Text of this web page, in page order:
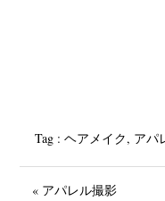
Tag : ‪ヘアメイク, アパ
« アパレル撮影